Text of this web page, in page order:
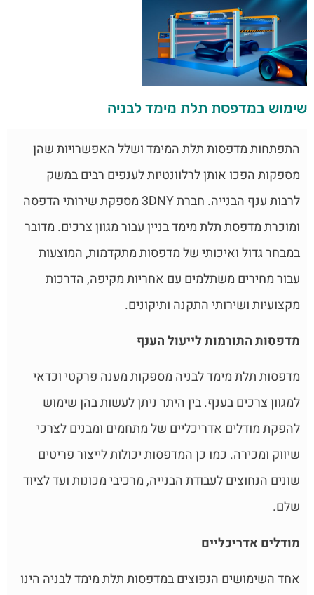
שימוש במדפסת תלת מימד לבניה
התפתחות מדפסות תלת המימד ושלל האפשרויות שהן
מספקות הפכו אותן לרלוונטיות לענפים רבים במשק
לרבות ענף הבנייה. חברת 3DNY מספקת שירותי הדפסה
ומוכרת מדפסת תלת מימד בניין עבור מגוון צרכים. מדובר
במבחר גדול ואיכותי של מדפסות מתקדמות, המוצעות
עבור מחירים משתלמים עם אחריות מקיפה, הדרכות
מקצועיות ושירותי התקנה ותיקונים.
מדפסות התורמות לייעול הענף
מדפסות תלת מימד לבניה מספקות מענה פרקטי וכדאי
למגוון צרכים בענף. בין היתר ניתן לעשות בהן שימוש
להפקת מודלים אדריכליים של מתחמים ומבנים לצרכי
שיווק ומכירה. כמו כן המדפסות יכולות לייצור פריטים
שונים הנחוצים לעבודת הבנייה, מרכיבי מכונות ועד לציוד
שלם.
מודלים אדריכליים
אחד השימושים הנפוצים במדפסות תלת מימד לבניה הינו